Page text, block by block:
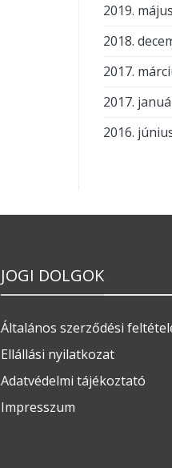
2019. május
2018.
2017.
2017.
2016.
JOGI DOLGOK
Általános szerződési
Ellállási nyilatkozat
Adatvédelmi tájékoztató
Impresszum